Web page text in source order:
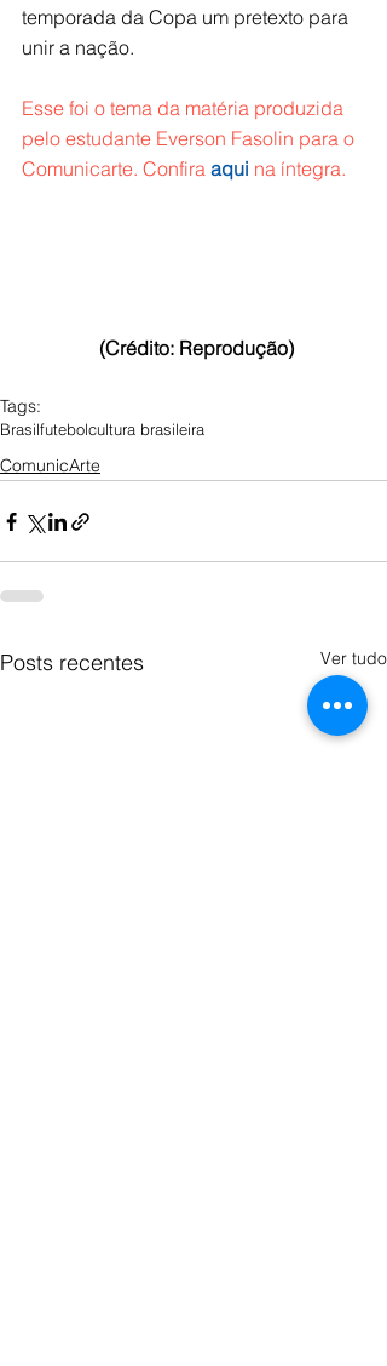
temporada da Copa um pretexto para
unir a nação.
Esse foi o tema da matéria produzida
pelo estudante Everson Fasolin para o
Comunicarte. Confira aqui na íntegra.
(Crédito: Reprodução)
Tags:
Brasilfutebolcultura brasileira
ComunicArte
Posts recentes Ver tudo